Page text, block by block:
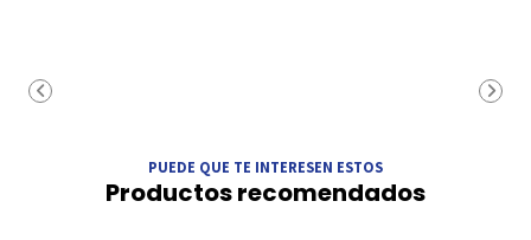
PUEDE QUE TE INTERESEN ESTOS
Productos recomendados